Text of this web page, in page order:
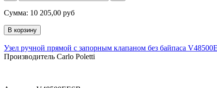
Сумма: 10 205,00 руб
Узел ручной прямой с запорным клапаном без байпаса
Производитель Carlo Poletti